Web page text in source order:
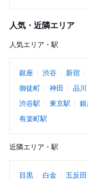
人気・近隣エリア
人気エリア・駅
銀座 渋谷 新宿
御徒町
神田 品川
渋谷駅
東京駅 銀
有楽町駅
近隣エリア・駅
目黒 白金 五反田